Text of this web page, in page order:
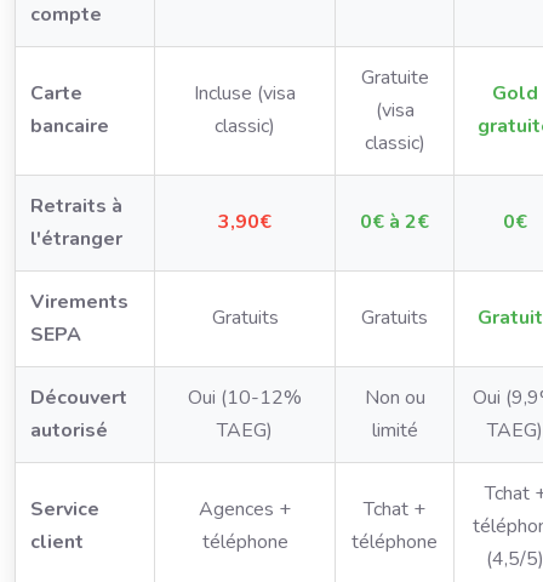
compte
Carte
bancaire
Incluse (visa
classic)
Gratuite
(visa
classic)
Gold
Retraits à
l'étranger
3,90€ 0€ à 2€ 0€
Virements
SEPA
Gratuits Gratuits
Découvert
autorisé
Oui (10-12%
TAEG)
Non ou
limité
Oui
TAEG)
Service
client
Agences +
téléphone
Tchat +
téléphone
Tchat
(4,5/5)